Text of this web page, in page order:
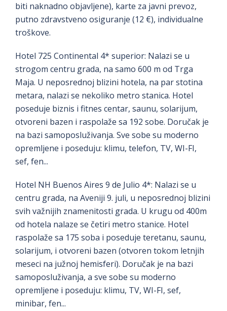
biti naknadno objavljene), karte za javni prevoz,
putno zdravstveno osiguranje (12 €), individualne
troškove.
Hotel 725 Continental 4* superior: Nalazi se u
strogom centru grada, na samo 600 m od Trga
Maja. U neposrednoj blizini hotela, na par stotina
metara, nalazi se nekoliko metro stanica. Hotel
poseduje biznis i fitnes centar, saunu, solarijum,
otvoreni bazen i raspolaže sa 192 sobe. Doručak je
na bazi samoposluživanja. Sve sobe su moderno
opremljene i poseduju: klimu, telefon, TV, WI-FI,
sef, fen...
Hotel NH Buenos Aires 9 de Julio 4*: Nalazi se u
centru grada, na Aveniji 9. juli, u neposrednoj blizini
svih važnijih znamenitosti grada. U krugu od 400m
od hotela nalaze se četiri metro stanice. Hotel
raspolaže sa 175 soba i poseduje teretanu, saunu,
solarijum, i otvoreni bazen (otvoren tokom letnjih
meseci na južnoj hemisferi). Doručak je na bazi
samoposluživanja, a sve sobe su moderno
opremljene i poseduju: klimu, TV, WI-FI, sef,
minibar, fen...